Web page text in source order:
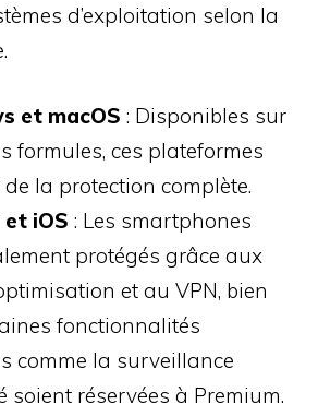
d’exploitation selon la
et macOS : Disponibles sur
formules, ces plateformes
la protection complète.
iOS : Les smartphones
protégés grâce aux
et au VPN, bien
fonctionnalités
comme la surveillance
soient réservées à Premium.